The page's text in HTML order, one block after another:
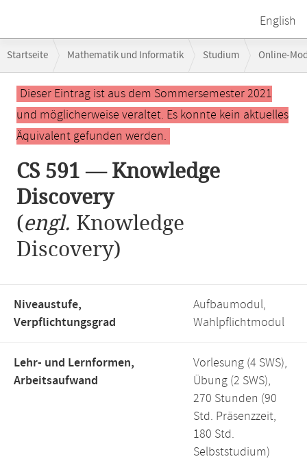
English
Navigation
Startseite Mathematik und Informatik Studium Online-
Hauptinhalt
Dieser Eintrag ist aus dem Sommersemester 2021
und möglicherweise veraltet. Es konnte kein aktuelles
Äquivalent gefunden werden.
CS 591 — Knowledge
Discovery
(engl. Knowledge
Discovery)
Niveaustufe,
Verpflichtungsgrad
Aufbaumodul,
Wahlpflichtmodul
Lehr- und Lernformen,
Arbeitsaufwand
Vorlesung (4 SWS),
Übung (2 SWS),
270 Stunden (90
Std. Präsenzzeit,
180 Std.
Selbststudium)